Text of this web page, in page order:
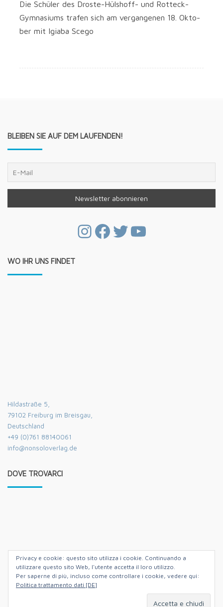
Die Schü­ler des Droste-Hülshoff- und Rotteck-
Gymnasiums tra­fen sich am ver­gan­ge­nen 18. Okto­
ber mit Igi­a­ba Scego
BLEIBEN SIE AUF DEM LAUFENDEN!
Instagram
Facebook
Twitter
YouTube
WO IHR UNS FINDET
Hildastraße 5,
79102 Freiburg im Breisgau,
Deutschland
+49 (0)761 88140061
info@nonsoloverlag.de
DOVE TROVARCI
Privacy e cookie: questo sito utilizza i cookie. Continuando a
utilizzare questo sito Web, l'utente accetta il loro utilizzo.
Per saperne di più, incluso come controllare i cookie, vedere qui:
Politica trattamento dati [DE]